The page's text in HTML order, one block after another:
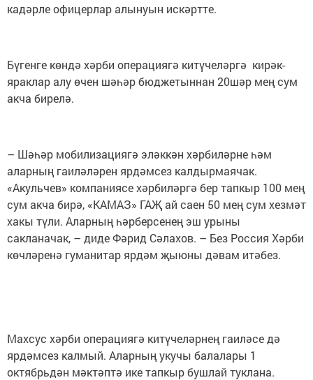
кадәрле офицерлар алынуын искәртте.
Бүгенге көндә хәрби операциягә китүчеләргә кирәк-
яраклар алу өчен шәһәр бюджетыннан 20шәр мең сум
акча бирелә.
– Шәһәр мобилизациягә эләккән хәрбиләрне һәм
аларның гаиләләрен ярдәмсез калдырмаячак.
«Акульчев» компаниясе хәрбиләргә бер тапкыр 100 мең
сум акча бирә, «КАМАЗ» ГАҖ ай саен 50 мең сум хезмәт
хакы түли. Аларның һәрберсенең эш урыны
сакланачак, – диде Фәрид Сәлахов. – Без Россия Хәрби
көчләренә гуманитар ярдәм җыюны дәвам итәбез.
Махсус хәрби операциягә китүчеләрнең гаиләсе дә
ярдәмсез калмый. Аларның укучы балалары 1
октябрьдән мәктәптә ике тапкыр бушлай туклана.